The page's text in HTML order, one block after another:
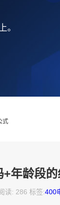
。
式
年龄段
读: 286 标签:400